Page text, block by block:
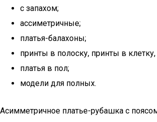
с запахом;
ассиметричные;
платья-балахоны;
принты в полоску, принты в
платья в пол;
модели для полных.
Асимметричное платье-рубашка с